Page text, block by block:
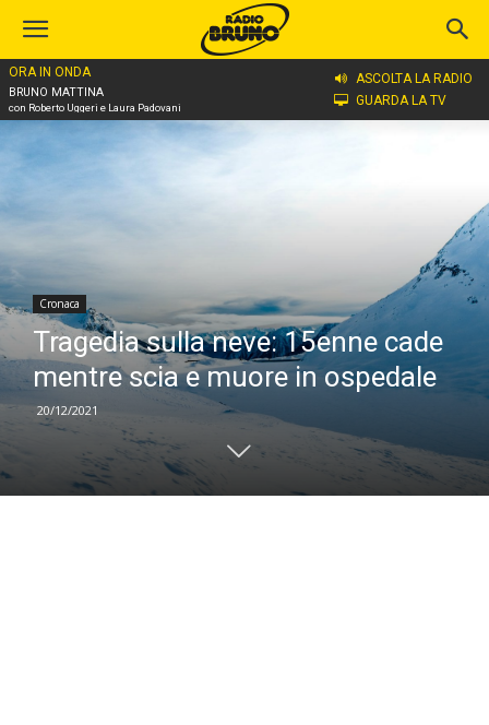
ORA IN ONDA
BRUNO MATTINA
con Roberto Uggeri e Laura Padovani
ASCOLTA LA RADIO
GUARDA LA TV
Home
Cronaca
Tragedia sulla neve: 15enne cade
mentre scia e muore in ospedale
20/12/2021